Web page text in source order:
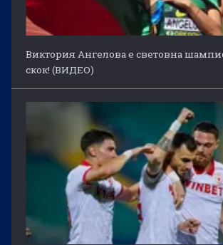
Виктория Ангелова е световна
скок! (ВИДЕО)